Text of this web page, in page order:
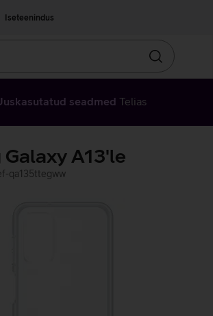
Iseteenindus
Otsin
seadmed Telias
A13'le
qa135ttegww